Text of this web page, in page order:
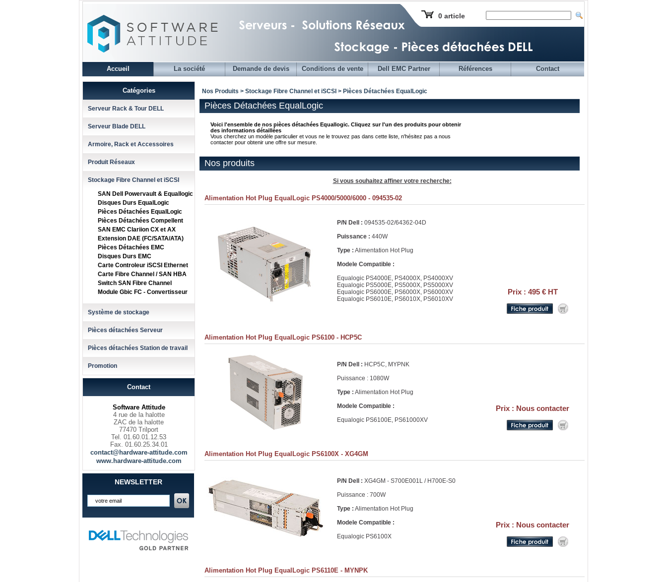
0 article
Accueil La société Demande de devis Conditions de vente Dell EMC Partner Références Contact
Catégories
Serveur Rack & Tour DELL
Serveur Blade DELL
Armoire, Rack et Accessoires
Produit Réseaux
Stockage Fibre Channel et iSCSI
SAN Dell Powervault & Equallogic
Disques Durs EqualLogic
Pièces Détachées EqualLogic
Pièces Détachées Compellent
SAN EMC Clariion CX et AX
Extension DAE (FC/SATA/ATA)
Pièces Détachées EMC
Disques Durs EMC
Carte Controleur iSCSI Ethernet
Carte Fibre Channel / SAN HBA
Switch SAN Fibre Channel
Module Gbic FC - Convertisseur
Système de stockage
Pièces détachées Serveur
Pièces détachées Station de travail
Promotion
Contact
Software Attitude
4 rue de la halotte
ZAC de la halotte
77470 Trilport
Tel. 01.60.01.12.53
Fax. 01.60.25.34.01
contact@hardware-attitude.com
www.hardware-attitude.com
NEWSLETTER
Nos Produits > Stockage Fibre Channel et iSCSI > Pièces Détachées EqualLogic
Pièces Détachées EqualLogic
Voici l'ensemble de nos pièces détachées Equallogic. Cliquez sur l'un des produits pour obtenir
des informations détaillées
Vous cherchez un modèle particulier et vous ne le trouvez pas dans cette liste, n'hésitez pas a nous
contacter pour obtenir une offre sur mesure.
Nos produits
Si vous souhaitez affiner votre recherche:
Alimentation Hot Plug EqualLogic PS4000/5000/6000 - 094535-02
P/N Dell : 094535-02/64362-04D
Puissance : 440W
Type : Alimentation Hot Plug
Modele Compatible :
Equalogic PS4000E, PS4000X, PS4000XV
Equalogic PS5000E, PS5000X, PS5000XV
Equalogic PS6000E, PS6000X, PS6000XV
Equalogic PS6010E, PS6010X, PS6010XV
Prix : 495 € HT
Alimentation Hot Plug EqualLogic PS6100 - HCP5C
P/N Dell : HCP5C, MYPNK
Puissance : 1080W
Type : Alimentation Hot Plug
Modele Compatible :
Equalogic PS6100E, PS61000XV
Prix : Nous contacter
Alimentation Hot Plug EqualLogic PS6100X - XG4GM
P/N Dell : XG4GM - S700E001L / H700E-S0
Puissance : 700W
Type : Alimentation Hot Plug
Modele Compatible :
Equalogic PS6100X
Prix : Nous contacter
Alimentation Hot Plug EqualLogic PS6110E - MYNPK